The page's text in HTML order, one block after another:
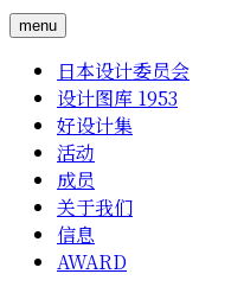
menu
日本设计委员会
设计图库 1953
好设计集
活动
成员
关于我们
信息
AWARD